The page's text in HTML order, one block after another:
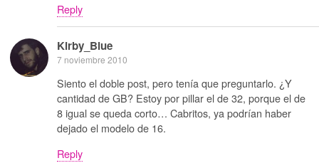
Reply
Kirby_Blue
7 noviembre 2010
Siento el doble post, pero tenía que preguntarlo. ¿Y
cantidad de GB? Estoy por pillar el de 32, porque el de
8 igual se queda corto… Cabritos, ya podrían haber
dejado el modelo de 16.
Reply